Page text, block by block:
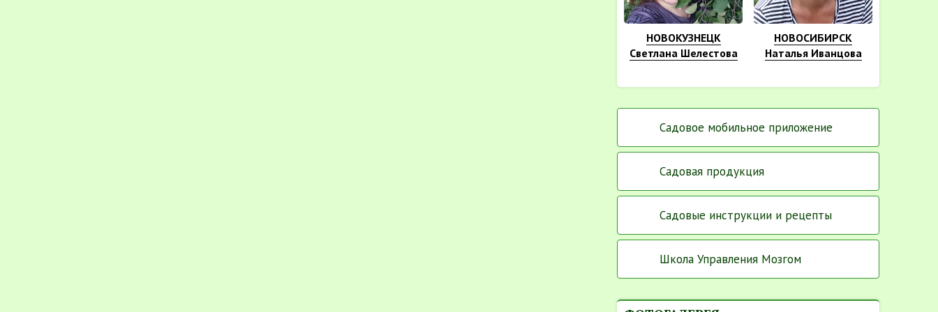
НОВОКУЗНЕЦК
Светлана Шелестова
НОВОСИБИРСК
Наталья Иванцова
Садовое мобильное приложение
Садовая продукция
Садовые инструкции и рецепты
Школа Управления Мозгом